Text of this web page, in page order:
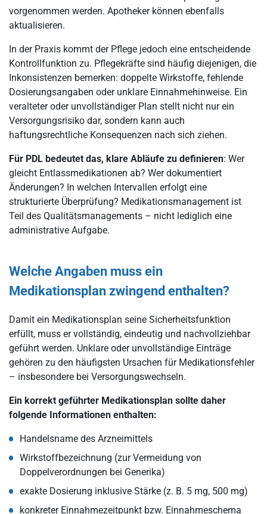
vorgenommen werden. Apotheker können ebenfalls
aktualisieren.
In der Praxis kommt der Pflege jedoch eine entscheidende
Kontrollfunktion zu. Pflegekräfte sind häufig diejenigen, die
Inkonsistenzen bemerken: doppelte Wirkstoffe, fehlende
Dosierungsangaben oder unklare Einnahmehinweise. Ein
veralteter oder unvollständiger Plan stellt nicht nur ein
Versorgungsrisiko dar, sondern kann auch
haftungsrechtliche Konsequenzen nach sich ziehen.
Für PDL bedeutet das, klare Abläufe zu definieren: Wer
gleicht Entlassmedikationen ab? Wer dokumentiert
Änderungen? In welchen Intervallen erfolgt eine
strukturierte Überprüfung? Medikationsmanagement ist
Teil des Qualitätsmanagements – nicht lediglich eine
administrative Aufgabe.
Welche Angaben muss ein
Medikationsplan zwingend enthalten?
Damit ein Medikationsplan seine Sicherheitsfunktion
erfüllt, muss er vollständig, eindeutig und nachvollziehbar
geführt werden. Unklare oder unvollständige Einträge
gehören zu den häufigsten Ursachen für Medikationsfehler
– insbesondere bei Versorgungswechseln.
Ein korrekt geführter Medikationsplan sollte daher
folgende Informationen enthalten:
Handelsname des Arzneimittels
Wirkstoffbezeichnung (zur Vermeidung von
Doppelverordnungen bei Generika)
exakte Dosierung inklusive Stärke (z. B. 5 mg, 500 mg)
konkreter Einnahmezeitpunkt bzw. Einnahmeschema